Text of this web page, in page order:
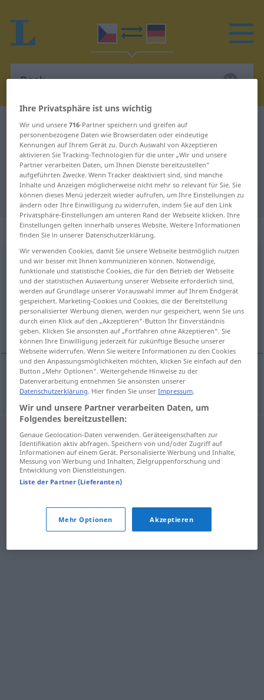
Tschechisch-Deutsch Wörterbuch Bask
Tschechisch-Deutsch Übersetzung
für "Bask"
"Bask" Deutsch Übersetzung
„Bask“: maskulin
Baskm < -ové>
Übersicht aller Übersetzungen
(Für mehr Details die Übersetzung anklicken/antippen)
Baske
Baskem Bask
Ihre Privatsphäre ist uns wichtig
Wir und unsere716-Partner speichern und greifen auf
personenbezogene Daten wie Browserdaten oder eindeutige
Kennungen auf Ihrem Gerät zu. Durch Auswahl von Akzeptieren
aktivieren Sie Tracking-Technologien für die unter „Wir und unsere
Partner verarbeiten Daten, um Ihnen Dienste bereitzustellen“
aufgeführten Zwecke. Wenn Tracker deaktiviert sind, sind manche
Inhalte und Anzeigen möglicherweise nicht mehr so relevant für Sie. Sie
können dieses Menü jederzeit wieder aufrufen, um Ihre Einstellungen zu
ändern oder Ihre Einwilligung zu widerrufen, indem Sie auf den Link
Privatsphäre-Einstellungen am unteren Rand der Webseite klicken. Ihre
Einstellungen gelten innerhalb unseres Website. Weitere Informationen
finden Sie in unserer Datenschutzerklärung.
Wir verwenden Cookies, damit Sie unsere Webseite bestmöglich nutzen
und wir besser mit Ihnen kommunizieren können. Notwendige,
funktionale und statistische Cookies, die für den Betrieb der Webseite
und der statistischen Auswertung unserer Webseite erforderlich sind,
werden auf Grundlage unserer Vorauswahl immer auf Ihrem Endgerät
gespeichert. Marketing-Cookies und Cookies, die der Bereitstellung
personalisierter Werbung dienen, werden nur gespeichert, wenn Sie uns
durch einen Klick auf den „Akzeptieren“-Button Ihr Einverständnis
geben. Klicken Sie ansonsten auf „Fortfahren ohne Akzeptieren“. Sie
können Ihre Einwilligung jederzeit für zukünftige Besuche unserer
Webseite widerrufen. Wenn Sie weitere Informationen zu den Cookies
und den Anpassungsmöglichkeiten möchten, klicken Sie einfach auf den
Button „Mehr Optionen“. Weitergehende Hinweise zu der
Datenverarbeitung entnehmen Sie ansonsten unserer
Datenschutzerklärung. Hier finden Sie unserImpressum.
Wir und unsere Partner verarbeiten Daten, um
Folgendes bereitzustellen:
Genaue Geolocation-Daten verwenden. Geräteeigenschaften zur
Identifikation aktiv abfragen. Speichern von und/oder Zugriff auf
Informationen auf einem Gerät. Personalisierte Werbung und Inhalte,
Messung von Werbung und Inhalten, Zielgruppenforschung und
Entwicklung von Dienstleistungen.
Liste der Partner (Lieferanten)
Mehr Optionen Akzeptieren